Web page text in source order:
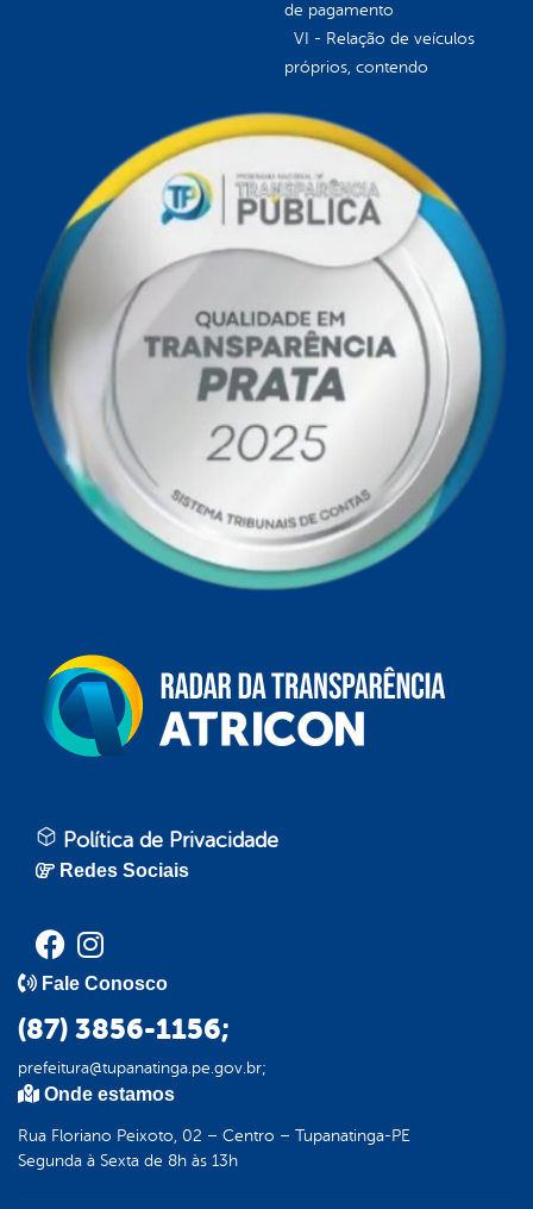
de pagamento
VI - Relação de veículos
próprios, contendo
Política de Privacidade
Redes Sociais
Fale Conosco
(87) 3856-1156;
prefeitura@tupanatinga.pe.gov.br;
Onde estamos
Rua Floriano Peixoto, 02 – Centro – Tupanatinga-PE
Segunda à Sexta de 8h às 13h